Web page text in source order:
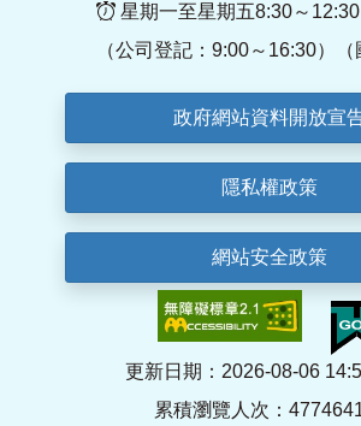
星期一至星期五8:30～
（公司登記：9:00～16:30）（
政府網站資料開放宣
隱私權政策
網站安全政策
更新日期：2026-08-06
累積瀏覽人次：